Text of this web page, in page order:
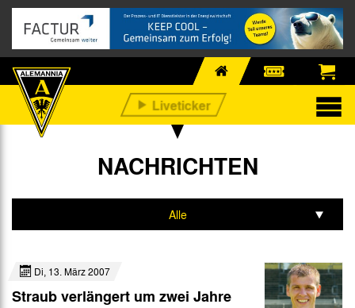
NACHRICHTEN
Alle
Di, 13. März 2007
Straub verlängert um zwei Jahre